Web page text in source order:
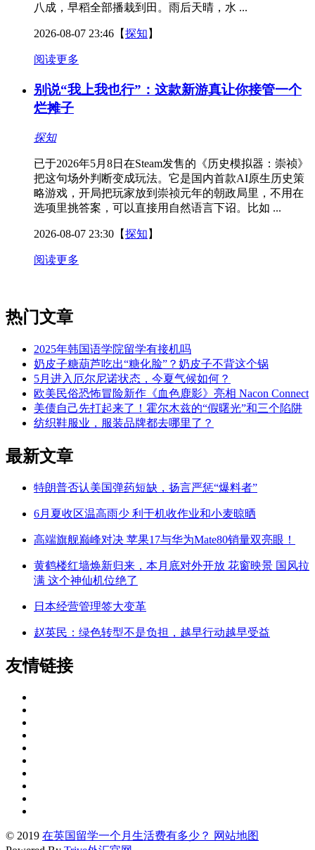
八成，早稻全部播栽到田。雨后天晴，水 ...
2026-08-07 23:46 【探知 】
阅读更多
别说“我上我也行”：这款新游真让你接管一个
烂摊子
探知
已于2026年5月8日在Steam发售的《历史模拟器：崇祯》
把这句场外判断变成玩法。它是国内首款AI原生历史策
略游戏，开局把玩家放到崇祯元年的朝政局里，不用在
选项里挑答案，可以直接用自然语言下诏。比如 ...
2026-08-07 23:30 【探知 】
阅读更多
热门文章
2025年韩国语学院留学有接机吗
奶皮子糖葫芦吃出“糖化脸”？奶皮子不背这个锅
5月进入厄尔尼诺状态，今夏气候如何？
欧美民俗恐怖冒险新作《血色鹿影》亮相 Nacon Connect
美债自己先打起来了！霍尔木兹的“假曙光”和三个陷阱
纺织鞋服业，服装品牌都去哪里了？
最新文章
特朗普否认美国弹药短缺，扬言严惩“爆料者”
6月夏收区温高雨少 利于机收作业和小麦晾晒
高端旗舰巅峰对决 苹果17与华为Mate80销量双亮眼！
黄鹤楼红墙焕新归来，本月底对外开放 花窗映景 国风拉
满 这个神仙机位绝了
日本经营管理签大变革
赵英民：绿色转型不是负担，越早行动越早受益
友情链接
© 2019 在英国留学一个月生活费有多少？ 网站地图